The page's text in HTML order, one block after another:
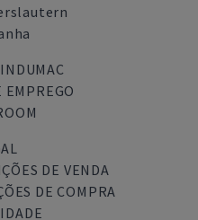
EMPREGO
DE VENDA
DE COMPRA